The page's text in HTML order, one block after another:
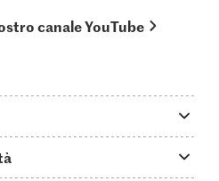
canale YouTube